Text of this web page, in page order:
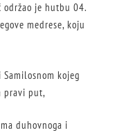
održao je hutbu 04.
medrese, koju
kojeg
pravi put,
duhovnoga i